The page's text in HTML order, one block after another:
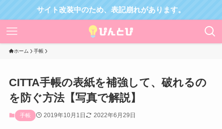
サイト改装中のため、表記崩れがあります。
ホーム 手帳
CITTA手帳の表紙を補強して、破れるの
を防ぐ方法【写真で解説】
手帳 2019年10月1日 2022年6月29日